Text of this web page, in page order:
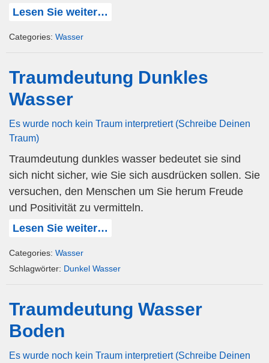
Lesen Sie weiter…
Categories: Wasser
Traumdeutung Dunkles
Wasser
Es wurde noch kein Traum interpretiert (Schreibe Deinen
Traum)
Traumdeutung dunkles wasser bedeutet sie sind
sich nicht sicher, wie Sie sich ausdrücken sollen. Sie
versuchen, den Menschen um Sie herum Freude
und Positivität zu vermitteln.
Lesen Sie weiter…
Categories: Wasser
Schlagwörter: Dunkel Wasser
Traumdeutung Wasser
Boden
Es wurde noch kein Traum interpretiert (Schreibe Deinen